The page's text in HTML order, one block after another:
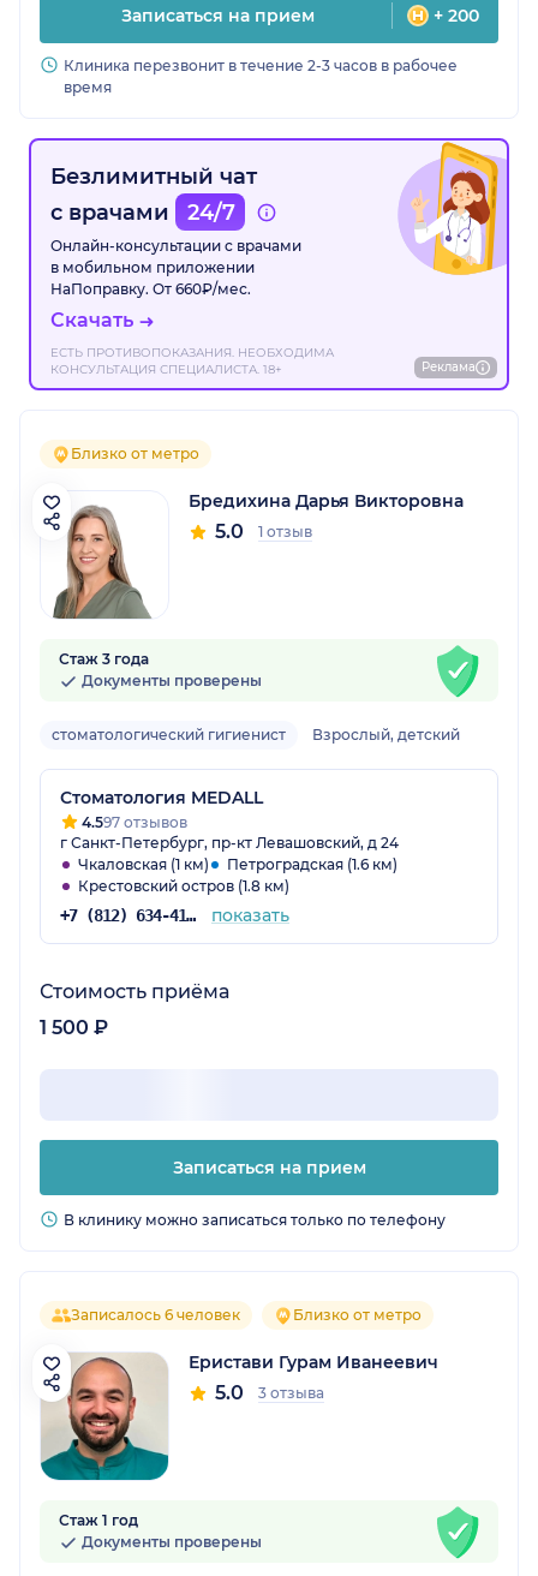
Записаться на прием + 200
Клиника перезвонит в течение 2-3 часов в рабочее
время
Безлимитный чат
с врачами
24/7
Онлайн-консультации с врачами
в мобильном приложении
НаПоправку. От 660₽/мес.
Скачать
ЕСТЬ ПРОТИВОПОКАЗАНИЯ. НЕОБХОДИМА
КОНСУЛЬТАЦИЯ СПЕЦИАЛИСТА. 18+
Реклама
Близко от метро
Бредихина Дарья Викторовна
5.0 1 отзыв
Стаж 3 года
Документы проверены
стоматологический гигиенист Взрослый, детский
Стоматология MEDALL
4.597 отзывов
г Санкт-Петербург, пр-кт Левашовский, д 24
Чкаловская (1 км)
Петроградская (1.6 км)
Крестовский остров (1.8 км)
+7 (812) 634-41-16 показать
Стоимость приёма
1 500 ₽
Записаться на прием
В клинику можно записаться только по телефону
Записалось 6 человек Близко от метро
Еристави Гурам Иванеевич
5.0 3 отзыва
Стаж 1 год
Документы проверены